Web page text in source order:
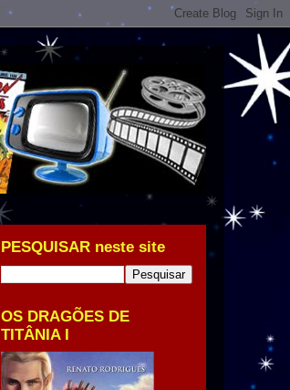
PESQUISAR neste site
OS DRAGÕES DE
TITÂNIA I